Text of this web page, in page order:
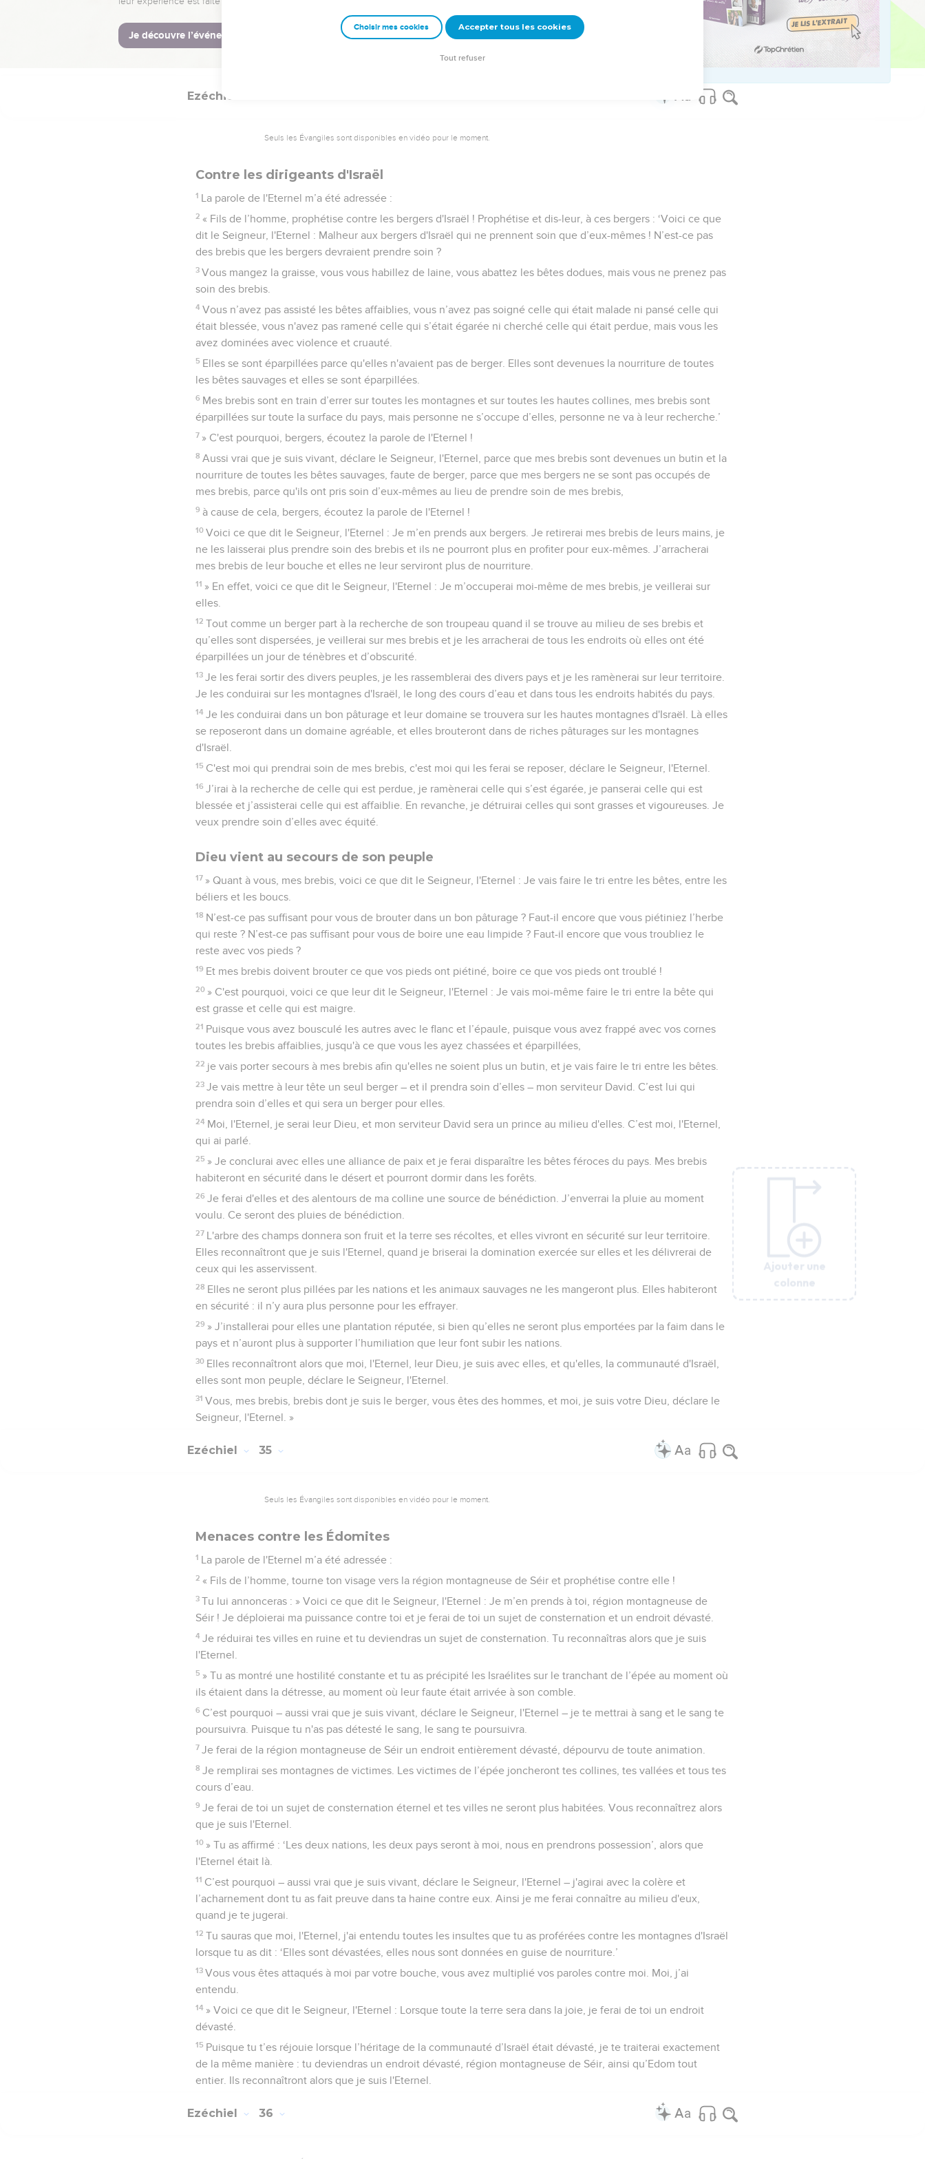
ils écoutent tes paroles, mais ils ne les mettent pas en pratique.
33 Quand tout cela arrivera – et voici que cela arrive – ils reconnaîtront qu'il y avait un prophète au milieu
Ajouter une
colonne
Ezéchiel
Seuls les Évangiles sont disponibles en vidéo pour le moment.
Contre les dirigeants d'Israël
1 La parole de l'Eternel m’a été adressée :
2 « Fils de l’homme, prophétise contre les bergers d'Israël ! Prophétise et dis-leur, à ces bergers : ‘Voici ce que
dit le Seigneur, l'Eternel : Malheur aux bergers d'Israël qui ne prennent soin que d’eux-mêmes ! N’est-ce pas
des brebis que les bergers devraient prendre soin ?
3 Vous mangez la graisse, vous vous habillez de laine, vous abattez les bêtes dodues, mais vous ne prenez pas
soin des brebis.
4 Vous n’avez pas assisté les bêtes affaiblies, vous n’avez pas soigné celle qui était malade ni pansé celle qui
était blessée, vous n'avez pas ramené celle qui s’était égarée ni cherché celle qui était perdue, mais vous les
avez dominées avec violence et cruauté.
5 Elles se sont éparpillées parce qu'elles n'avaient pas de berger. Elles sont devenues la nourriture de toutes
les bêtes sauvages et elles se sont éparpillées.
6 Mes brebis sont en train d’errer sur toutes les montagnes et sur toutes les hautes collines, mes brebis sont
éparpillées sur toute la surface du pays, mais personne ne s’occupe d’elles, personne ne va à leur recherche.’
7 » C'est pourquoi, bergers, écoutez la parole de l'Eternel !
8 Aussi vrai que je suis vivant, déclare le Seigneur, l'Eternel, parce que mes brebis sont devenues un butin et la
nourriture de toutes les bêtes sauvages, faute de berger, parce que mes bergers ne se sont pas occupés de
mes brebis, parce qu'ils ont pris soin d’eux-mêmes au lieu de prendre soin de mes brebis,
9 à cause de cela, bergers, écoutez la parole de l'Eternel !
10 Voici ce que dit le Seigneur, l'Eternel : Je m’en prends aux bergers. Je retirerai mes brebis de leurs mains, je
ne les laisserai plus prendre soin des brebis et ils ne pourront plus en profiter pour eux-mêmes. J’arracherai
mes brebis de leur bouche et elles ne leur serviront plus de nourriture.
11 » En effet, voici ce que dit le Seigneur, l'Eternel : Je m’occuperai moi-même de mes brebis, je veillerai sur
elles.
12 Tout comme un berger part à la recherche de son troupeau quand il se trouve au milieu de ses brebis et
qu’elles sont dispersées, je veillerai sur mes brebis et je les arracherai de tous les endroits où elles ont été
éparpillées un jour de ténèbres et d’obscurité.
13 Je les ferai sortir des divers peuples, je les rassemblerai des divers pays et je les ramènerai sur leur territoire.
Je les conduirai sur les montagnes d'Israël, le long des cours d’eau et dans tous les endroits habités du pays.
14 Je les conduirai dans un bon pâturage et leur domaine se trouvera sur les hautes montagnes d'Israël. Là elles
se reposeront dans un domaine agréable, et elles brouteront dans de riches pâturages sur les montagnes
d'Israël.
15 C'est moi qui prendrai soin de mes brebis, c'est moi qui les ferai se reposer, déclare le Seigneur, l'Eternel.
16 J’irai à la recherche de celle qui est perdue, je ramènerai celle qui s’est égarée, je panserai celle qui est
blessée et j’assisterai celle qui est affaiblie. En revanche, je détruirai celles qui sont grasses et vigoureuses. Je
veux prendre soin d’elles avec équité.
Dieu vient au secours de son peuple
17 » Quant à vous, mes brebis, voici ce que dit le Seigneur, l'Eternel : Je vais faire le tri entre les bêtes, entre les
béliers et les boucs.
18 N’est-ce pas suffisant pour vous de brouter dans un bon pâturage ? Faut-il encore que vous piétiniez l’herbe
qui reste ? N’est-ce pas suffisant pour vous de boire une eau limpide ? Faut-il encore que vous troubliez le
reste avec vos pieds ?
19 Et mes brebis doivent brouter ce que vos pieds ont piétiné, boire ce que vos pieds ont troublé !
20 » C'est pourquoi, voici ce que leur dit le Seigneur, l'Eternel : Je vais moi-même faire le tri entre la bête qui
est grasse et celle qui est maigre.
21 Puisque vous avez bousculé les autres avec le flanc et l’épaule, puisque vous avez frappé avec vos cornes
toutes les brebis affaiblies, jusqu'à ce que vous les ayez chassées et éparpillées,
22 je vais porter secours à mes brebis afin qu'elles ne soient plus un butin, et je vais faire le tri entre les bêtes.
23 Je vais mettre à leur tête un seul berger – et il prendra soin d’elles – mon serviteur David. C’est lui qui
prendra soin d’elles et qui sera un berger pour elles.
24 Moi, l'Eternel, je serai leur Dieu, et mon serviteur David sera un prince au milieu d'elles. C’est moi, l'Eternel,
qui ai parlé.
25 » Je conclurai avec elles une alliance de paix et je ferai disparaître les bêtes féroces du pays. Mes brebis
habiteront en sécurité dans le désert et pourront dormir dans les forêts.
26 Je ferai d'elles et des alentours de ma colline une source de bénédiction. J’enverrai la pluie au moment
voulu. Ce seront des pluies de bénédiction.
27 L'arbre des champs donnera son fruit et la terre ses récoltes, et elles vivront en sécurité sur leur territoire.
Elles reconnaîtront que je suis l'Eternel, quand je briserai la domination exercée sur elles et les délivrerai de
ceux qui les asservissent.
28 Elles ne seront plus pillées par les nations et les animaux sauvages ne les mangeront plus. Elles habiteront
en sécurité : il n’y aura plus personne pour les effrayer.
29 » J’installerai pour elles une plantation réputée, si bien qu’elles ne seront plus emportées par la faim dans le
pays et n’auront plus à supporter l’humiliation que leur font subir les nations.
30 Elles reconnaîtront alors que moi, l'Eternel, leur Dieu, je suis avec elles, et qu'elles, la communauté d'Israël,
elles sont mon peuple, déclare le Seigneur, l'Eternel.
31 Vous, mes brebis, brebis dont je suis le berger, vous êtes des hommes, et moi, je suis votre Dieu, déclare le
Seigneur, l'Eternel. »
Ajouter une
colonne
Ezéchiel 35
Seuls les Évangiles sont disponibles en vidéo pour le moment.
Menaces contre les Édomites
1 La parole de l'Eternel m’a été adressée :
2 « Fils de l’homme, tourne ton visage vers la région montagneuse de Séir et prophétise contre elle !
3 Tu lui annonceras : » Voici ce que dit le Seigneur, l'Eternel : Je m’en prends à toi, région montagneuse de
Séir ! Je déploierai ma puissance contre toi et je ferai de toi un sujet de consternation et un endroit dévasté.
4 Je réduirai tes villes en ruine et tu deviendras un sujet de consternation. Tu reconnaîtras alors que je suis
l'Eternel.
5 » Tu as montré une hostilité constante et tu as précipité les Israélites sur le tranchant de l’épée au moment où
ils étaient dans la détresse, au moment où leur faute était arrivée à son comble.
6 C’est pourquoi – aussi vrai que je suis vivant, déclare le Seigneur, l'Eternel – je te mettrai à sang et le sang te
poursuivra. Puisque tu n'as pas détesté le sang, le sang te poursuivra.
7 Je ferai de la région montagneuse de Séir un endroit entièrement dévasté, dépourvu de toute animation.
8 Je remplirai ses montagnes de victimes. Les victimes de l’épée joncheront tes collines, tes vallées et tous tes
cours d’eau.
9 Je ferai de toi un sujet de consternation éternel et tes villes ne seront plus habitées. Vous reconnaîtrez alors
que je suis l'Eternel.
10 » Tu as affirmé : ‘Les deux nations, les deux pays seront à moi, nous en prendrons possession’, alors que
l'Eternel était là.
11 C’est pourquoi – aussi vrai que je suis vivant, déclare le Seigneur, l'Eternel – j'agirai avec la colère et
l’acharnement dont tu as fait preuve dans ta haine contre eux. Ainsi je me ferai connaître au milieu d'eux,
quand je te jugerai.
12 Tu sauras que moi, l'Eternel, j'ai entendu toutes les insultes que tu as proférées contre les montagnes d'Israël
lorsque tu as dit : ‘Elles sont dévastées, elles nous sont données en guise de nourriture.’
13 Vous vous êtes attaqués à moi par votre bouche, vous avez multiplié vos paroles contre moi. Moi, j’ai
entendu.
14 » Voici ce que dit le Seigneur, l'Eternel : Lorsque toute la terre sera dans la joie, je ferai de toi un endroit
dévasté.
15 Puisque tu t’es réjouie lorsque l’héritage de la communauté d’Israël était dévasté, je te traiterai exactement
de la même manière : tu deviendras un endroit dévasté, région montagneuse de Séir, ainsi qu’Edom tout
entier. Ils reconnaîtront alors que je suis l'Eternel.
Ajouter une
colonne
Ezéchiel 36
Ajouter une
colonne
Ajouter une
colonne
Ajouter une
colonne
Choisir mes cookies Accepter tous les cookies
Tout refuser